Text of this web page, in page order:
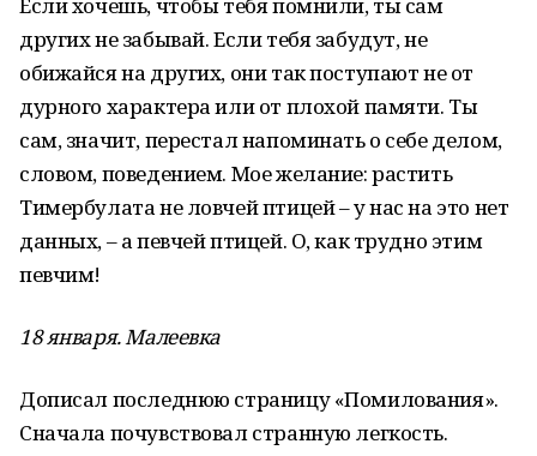
других не забывай. Если тебя забудут, не
обижайся на других, они так поступают не от
дурного характера или от плохой памяти. Ты
сам, значит, перестал напоминать о себе делом,
словом, поведением. Мое желание: растить
Тимербулата не ловчей птицей – у нас на это нет
данных, – а певчей птицей. О, как трудно этим
певчим!
18 января. Малеевка
Дописал последнюю страницу «Помилования».
Сначала почувствовал странную легкость.